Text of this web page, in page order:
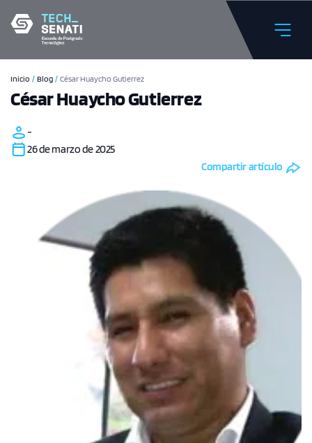
Inicio / Blog / César Huaycho Gutierrez
César Huaycho Gutierrez
-
26 de marzo de 2025
Compartir artículo